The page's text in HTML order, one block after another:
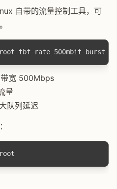
自带的流量控制工具，可
宽 500Mbps
量
队列延迟